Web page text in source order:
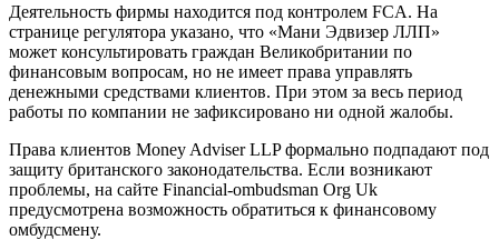
Деятельность фирмы находится под контролем FCA. На
странице регулятора указано, что «Мани Эдвизер ЛЛП»
может консультировать граждан Великобритании по
финансовым вопросам, но не имеет права управлять
денежными средствами клиентов. При этом за весь период
работы по компании не зафиксировано ни одной жалобы.
Права клиентов Money Adviser LLP формально подпадают под
защиту британского законодательства. Если возникают
проблемы, на сайте Financial-ombudsman Org Uk
предусмотрена возможность обратиться к финансовому
омбудсмену.